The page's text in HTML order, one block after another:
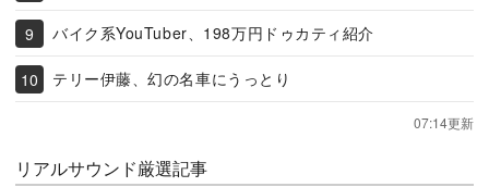
バイク系YouTuber、198万円ドゥカティ紹介
テリー伊藤、幻の名車にうっとり
07:14更新
リアルサウンド厳選記事